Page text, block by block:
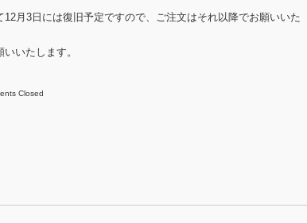
月3日には復旧予定ですので、ご注文はそれ以降でお願いいた
いたします。
Closed